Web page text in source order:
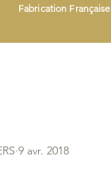
Fabrication Française
9 avr. 2018